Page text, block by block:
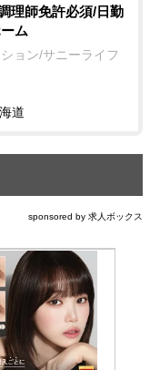
理師免許必須/日勤
ム
ョン/サニーライフ
道
sponsored by 求人ボックス